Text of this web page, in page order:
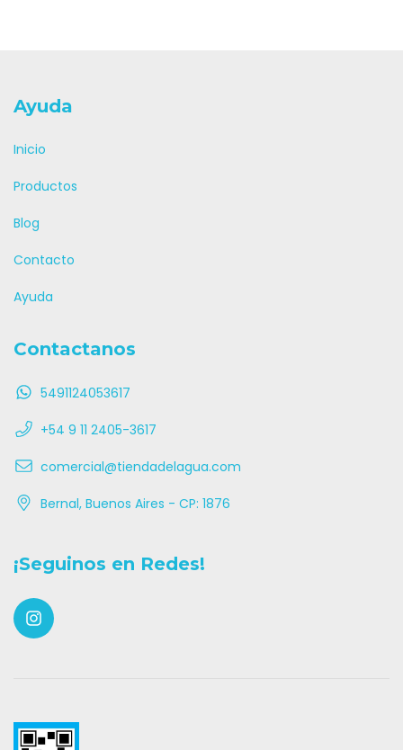
Ayuda
Inicio
Productos
Blog
Contacto
Ayuda
Contactanos
5491124053617
+54 9 11 2405-3617
comercial@tiendadelagua.com
Bernal, Buenos Aires - CP: 1876
¡Seguinos en Redes!